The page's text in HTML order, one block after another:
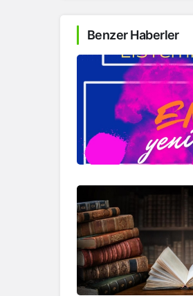
Benzer Haberler